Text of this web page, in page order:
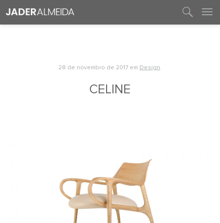
28 de novembro de 2017 em Design.
CELINE